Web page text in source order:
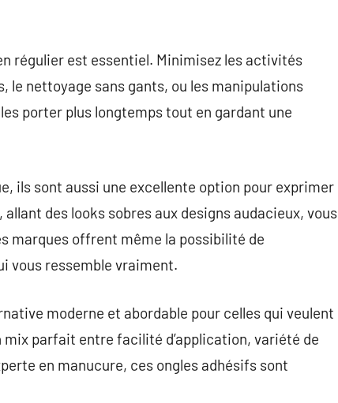
régulier est essentiel. Minimisez les activités
le nettoyage sans gants, ou les manipulations
porter plus longtemps tout en gardant une
ils sont aussi une excellente option pour exprimer
des looks sobres aux designs audacieux, vous
marques offrent même la possibilité de
vous ressemble vraiment.
moderne et abordable pour celles qui veulent
parfait entre facilité d’application, variété de
en manucure, ces ongles adhésifs sont